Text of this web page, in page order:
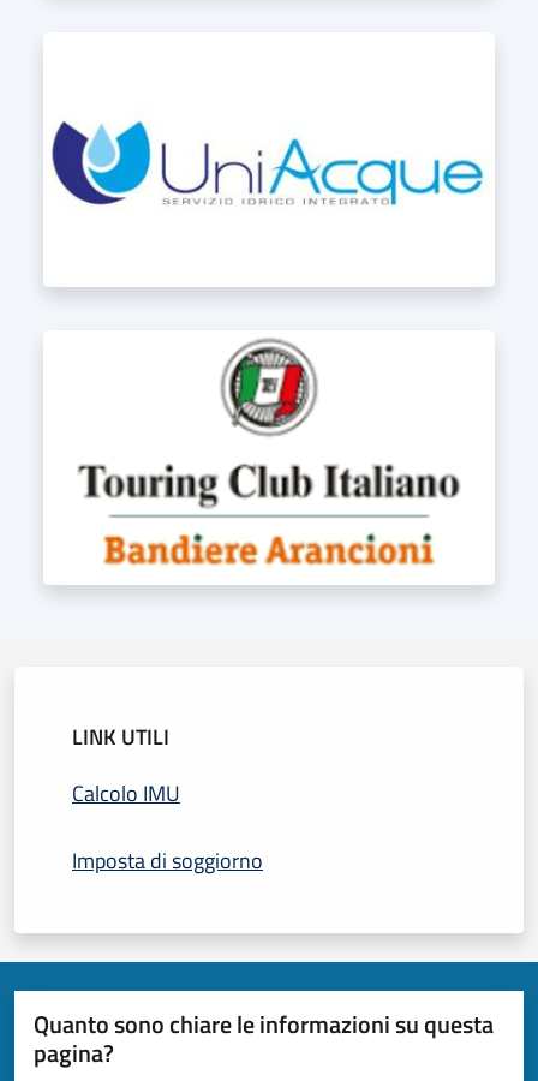
LINK UTILI
Calcolo IMU
Imposta di soggiorno
Quanto sono chiare le informazioni su questa
pagina?